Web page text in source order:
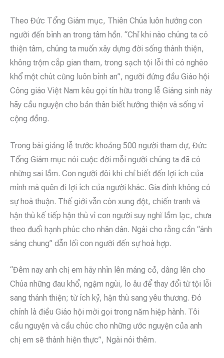
Theo Đức Tổng Giám mục, Thiên Chúa luôn hướng con
người đến bình an trong tâm hồn. “Chỉ khi nào chúng ta có
thiện tâm, chúng ta muốn xây dựng đời sống thánh thiện,
không trộm cắp gian tham, trong sạch tội lỗi thì có nghèo
khổ một chút cũng luôn bình an”, người đứng đầu Giáo hội
Công giáo Việt Nam kêu gọi tín hữu trong lễ Giáng sinh này
hãy cầu nguyện cho bản thân biết hướng thiện và sống vì
cộng đồng.
Trong bài giảng lễ trước khoảng 500 người tham dự, Đức
Tổng Giám mục nói cuộc đời mỗi người chúng ta đã có
những sai lầm. Con người đôi khi chỉ biết đến lợi ích của
mình mà quên đi lợi ích của người khác. Gia đình không có
sự hoà thuận. Thế giới vẫn còn xung đột, chiến tranh và
hận thù kế tiếp hận thù vì con người suy nghĩ lầm lạc, chưa
theo đuổi hạnh phúc cho nhân dân. Ngài cho rằng cần “ánh
sáng chung” dẫn lối con người đến sự hoà hợp.
“Đêm nay anh chị em hãy nhìn lên máng cỏ, dâng lên cho
Chúa những đau khổ, ngậm ngùi, lo âu để thay đổi từ tội lỗi
sang thánh thiện; từ ích kỷ, hận thù sang yêu thương. Đó
chính là điều Giáo hội mời gọi trong năm hiệp hành. Tôi
cầu nguyện và cầu chúc cho những ước nguyện của anh
chị em sẽ thành hiện thực”, Ngài nói thêm.